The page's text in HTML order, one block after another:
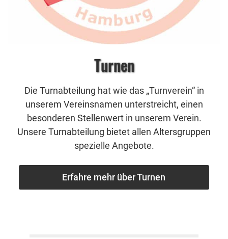
Turnen
Die Turnabteilung hat wie das „Turnverein“ in
unserem Vereinsnamen unterstreicht, einen
besonderen Stellenwert in unserem Verein.
Unsere Turnabteilung bietet allen Altersgruppen
spezielle Angebote.
Erfahre mehr über Turnen